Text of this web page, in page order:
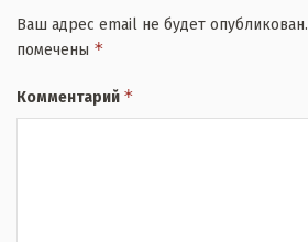
Ваш адрес email не будет опубликован.
помечены *
Комментарий *